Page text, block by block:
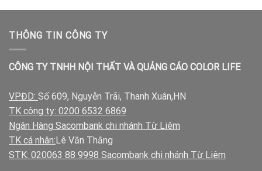
THÔNG TIN CÔNG TY
CÔNG TY TNHH NỘI THẤT VÀ QUẢNG CÁO COLOR LIFE
VPĐD: Số 609, Nguyễn Trãi, Thanh Xuân,HN
TK công ty: 0200 6532 6869
Ngân Hàng Sacombank chi nhánh Từ Liêm
TK cá nhân: Lê Văn Thắng
STK: 020063 88 9998 Sacombank chi nhánh Từ Liêm